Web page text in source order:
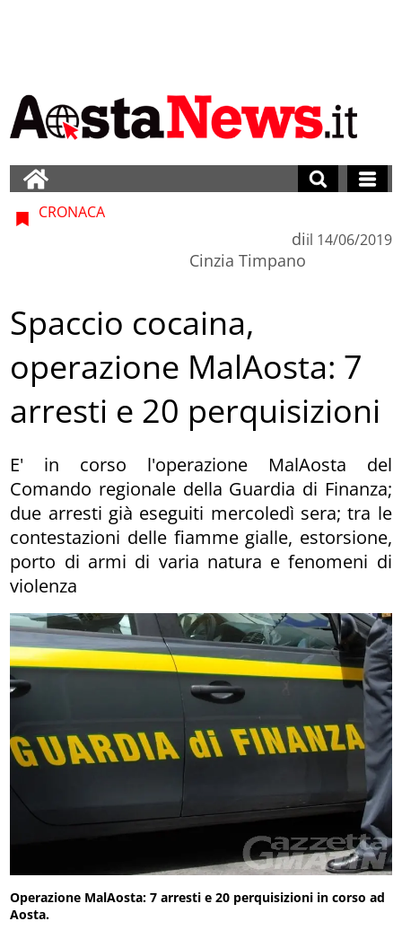
CRONACA
di
Cinzia Timpano
il 14/06/2019
Spaccio cocaina,
operazione MalAosta: 7
arresti e 20 perquisizioni
E' in corso l'operazione MalAosta del
Comando regionale della Guardia di Finanza;
due arresti già eseguiti mercoledì sera; tra le
contestazioni delle fiamme gialle, estorsione,
porto di armi di varia natura e fenomeni di
violenza
Operazione MalAosta: 7 arresti e 20 perquisizioni in corso ad
Aosta.